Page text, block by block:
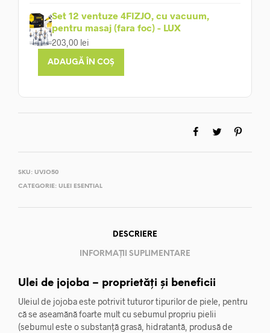
Set 12 ventuze 4FIZJO, cu vacuum,
pentru masaj (fara foc) - LUX
203,00 lei
ADAUGĂ ÎN COȘ
SKU: UVJO50
CATEGORIE: ULEI ESENTIAL
DESCRIERE
INFORMAȚII SUPLIMENTARE
Ulei de jojoba – proprietăți și beneficii
Uleiul de jojoba este potrivit tuturor tipurilor de piele, pentru
că se aseamănă foarte mult cu sebumul propriu pielii
(sebumul este o substanță grasă, hidratantă, produsă de